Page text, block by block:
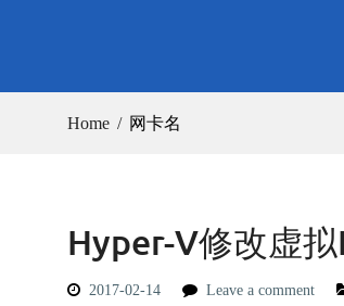
Home 网卡名
Hyper-V修改虚
2017-02-14 Leave a comment